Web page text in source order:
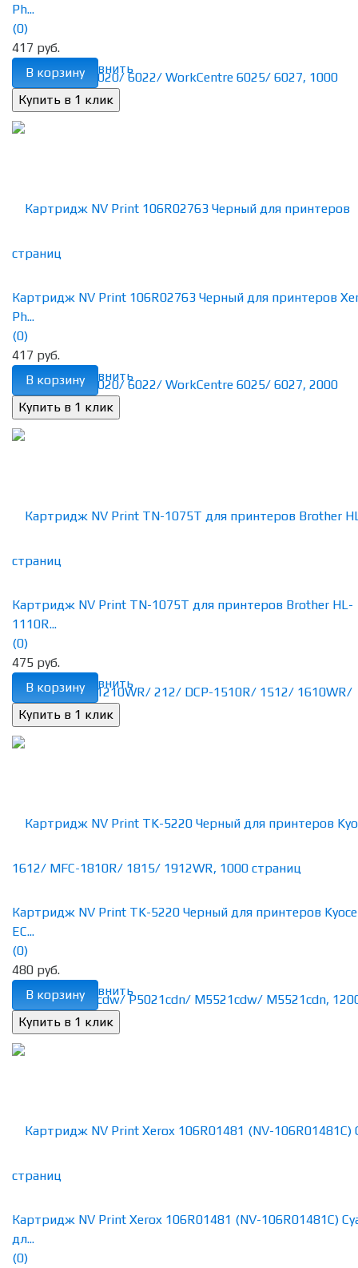
избранное сравнить
Ph...
(0)
417 руб.
В корзину
избранное сравнить
Картридж NV Print 106R02763 Черный для принтеров
Ph...
(0)
417 руб.
В корзину
избранное сравнить
Картридж NV Print TN-1075T для принтеров Brother HL-
1110R...
(0)
475 руб.
В корзину
избранное сравнить
Картридж NV Print TK-5220 Черный для принтеров
EC...
(0)
480 руб.
В корзину
Картридж NV Print Xerox 106R01481 (NV-106R01481C)
дл...
(0)